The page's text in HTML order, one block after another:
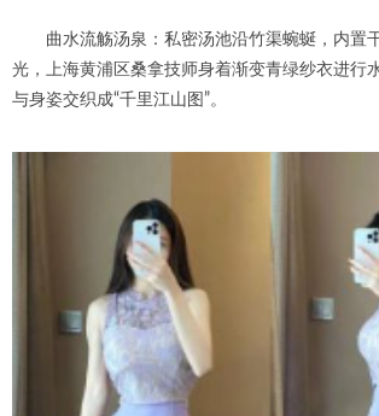
曲水流觞汤泉：私密汤池沿竹渠蜿蜒，内置
光，上海黄浦区桑拿技师身着渐变青绿纱衣进行
与身姿交织成“千里江山图”。